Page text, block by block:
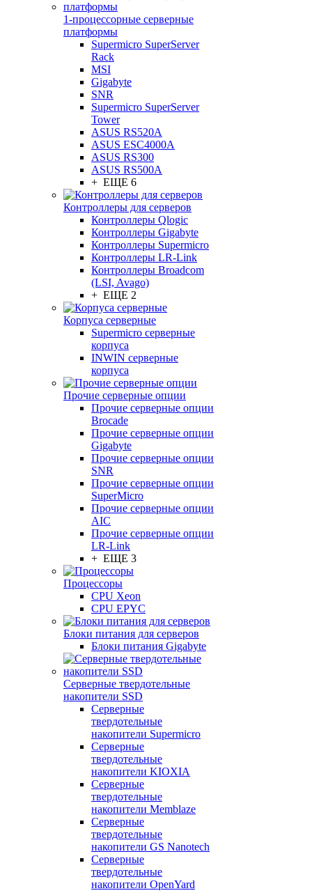
1-процессорные серверные
платформы
Supermicro SuperServer
Rack
MSI
Gigabyte
SNR
Supermicro SuperServer
Tower
ASUS RS520A
ASUS ESC4000A
ASUS RS300
ASUS RS500A
+ ЕЩЕ 6
Контроллеры для серверов
Контроллеры Qlogic
Контроллеры Gigabyte
Контроллеры Supermicro
Контроллеры LR-Link
Контроллеры Broadcom
(LSI, Avago)
+ ЕЩЕ 2
Корпуса серверные
Supermicro серверные
корпуса
INWIN серверные
корпуса
Прочие серверные опции
Прочие серверные опции
Brocade
Прочие серверные опции
Gigabyte
Прочие серверные опции
SNR
Прочие серверные опции
SuperMicro
Прочие серверные опции
AIC
Прочие серверные опции
LR-Link
+ ЕЩЕ 3
Процессоры
CPU Xeon
CPU EPYC
Блоки питания для серверов
Блоки питания Gigabyte
Серверные твердотельные
накопители SSD
Cерверные
твердотельные
накопители Supermicro
Cерверные
твердотельные
накопители KIOXIA
Cерверные
твердотельные
накопители Memblaze
Cерверные
твердотельные
накопители GS Nanotech
Серверные
твердотельные
накопители OpenYard